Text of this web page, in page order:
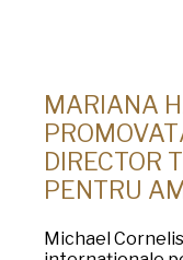
MARIANA
DIRECTOR
PENTRU
Michael